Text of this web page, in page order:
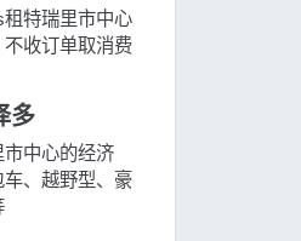
特瑞里市中心
不收订单取消费
多
中心的经济
车、越野型、豪